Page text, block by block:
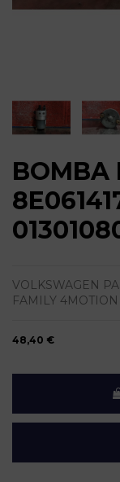
BOMBA
VOLKSWAGEN
FAMILY 4MOTION
48,40 €